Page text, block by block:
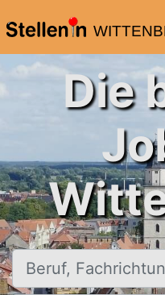
Die
Beruf, Fachrichtung, Firma